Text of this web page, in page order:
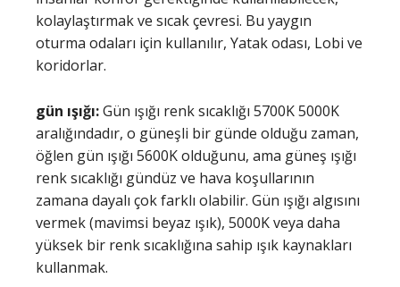
kolaylaştırmak ve sıcak çevresi. Bu yaygın
oturma odaları için kullanılır, Yatak odası, Lobi ve
koridorlar.
gün ışığı:Gün ışığı renk sıcaklığı 5700K 5000K
aralığındadır, o güneşli bir günde olduğu zaman,
öğlen gün ışığı 5600K olduğunu, ama güneş ışığı
renk sıcaklığı gündüz ve hava koşullarının
zamana dayalı çok farklı olabilir. Gün ışığı algısını
vermek (mavimsi beyaz ışık), 5000K veya daha
yüksek bir renk sıcaklığına sahip ışık kaynakları
kullanmak.